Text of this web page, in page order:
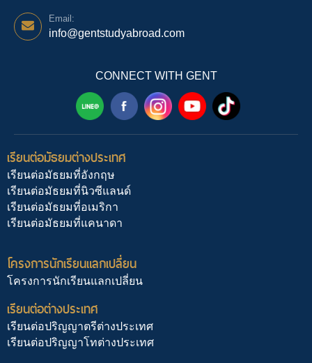
Email:
info@gentstudyabroad.com
CONNECT WITH GENT
เรียนต่อมัธยมต่างประเทศ
เรียนต่อมัธยมที่อังกฤษ
เรียนต่อมัธยมที่นิวซีแลนด์
เรียนต่อมัธยมที่อเมริกา
เรียนต่อมัธยมที่แคนาดา
โครงการนักเรียนแลกเปลี่ยน
โครงการนักเรียนแลกเปลี่ยน
เรียนต่อต่างประเทศ
เรียนต่อปริญญาตรีต่างประเทศ
เรียนต่อปริญญาโทต่างประเทศ